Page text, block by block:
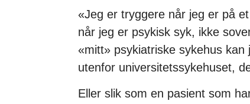
«Jeg er tryggere når jeg er på
når jeg er psykisk syk, ikke
«mitt» psykiatriske sykehus
utenfor universitetssykehuset,
Eller slik som en pasient som